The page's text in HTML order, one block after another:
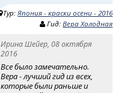
Тур:Япония - краски осени - 2016
Гид:Вера Холодная
Ирина Шейер, 08 октября
2016
Все было замечательно.
Вера - лучший гид из всех,
которые были раньше и